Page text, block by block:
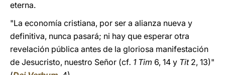
eterna.
"La economía cristiana, por ser a alianza nueva y
definitiva, nunca pasará; ni hay que esperar otra
revelación pública antes de la gloriosa manifestación
de Jesucristo, nuestro Señor (cf. 1 Tim 6, 14 y Tit2, 13)"